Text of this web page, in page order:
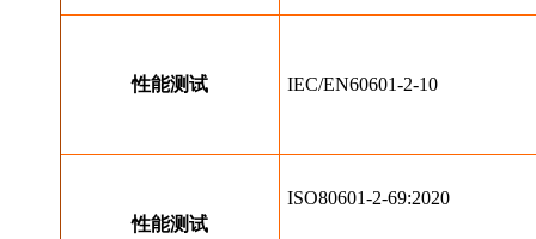
性能测试 IEC/EN60601-2-10
性能测试
ISO80601-2-69:2020